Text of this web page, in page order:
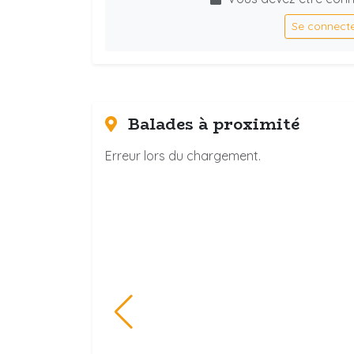
Se
Balades à proximité
Erreur lors du chargement.